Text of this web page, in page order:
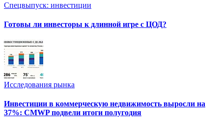
Спецвыпуск: инвестиции
Готовы ли инвесторы к длинной игре с ЦОД?
Исследования рынка
Инвестиции в коммерческую недвижимость выросли на
37%: CMWP подвели итоги полугодия